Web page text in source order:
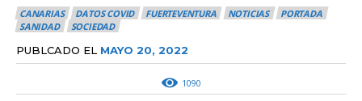
CANARIAS DATOS COVID FUERTEVENTURA NOTICIAS
PORTADA
SANIDAD
SOCIEDAD
PUBLCADO EL MAYO 20, 2022
1090